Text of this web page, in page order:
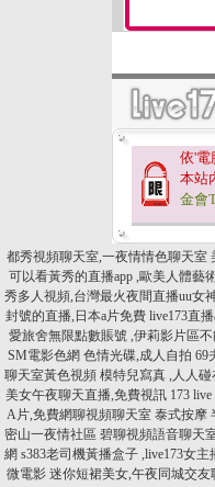
依'電
本站
金會
都秀視頻聊天室,一夜情情色聊天室
可以看黃秀的直播app ,歐美人體藝
秀多人視頻,台灣最火夜間直播uu女
封號的直播,日本a片免費 live173直
愛旅舍無限點數賬號 ,伊莉影片區
SM電影色網 色情光碟,成人自拍 69
聊天室黃色視頻 模特兒寫真 ,人人
美女午夜聊天直播,免費視訊 173 live
A片,免費網聊視頻聊天室 泰式按摩
密山一夜情社區 碧聊視頻語音聊天
網 s383老司機黃播盒子 ,live173女
微電影 迷你短裙美女,午夜同城交友